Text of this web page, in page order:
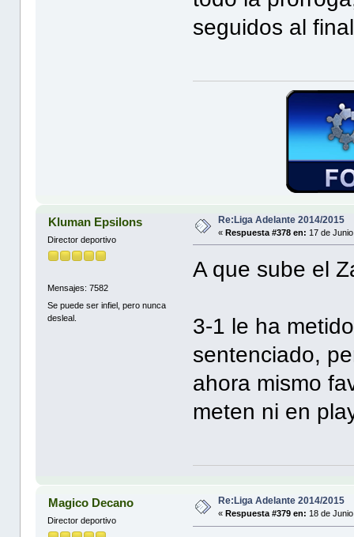
seguidos al
Kluman Epsilons
Director deportivo
Mensajes: 7582
Se puede ser infiel, pero nunca
desleal.
Re:Liga Adelante 2014/2015
«Respuesta #378 en: 17 de
A que sube el
3-1 le ha
sentenciado,
ahora mismo
meten ni en
Magico Decano
Director deportivo
Re:Liga Adelante 2014/2015
«Respuesta #379 en: 18 de